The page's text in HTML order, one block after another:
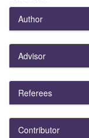
Author
Advisor
Referees
Contributor